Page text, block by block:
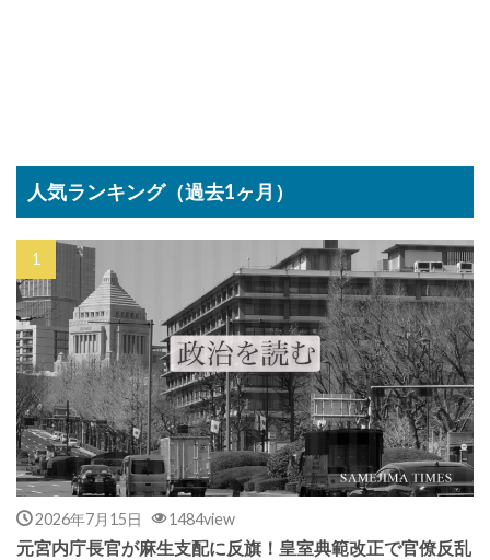
人気ランキング（過去1ヶ月）
2026年7月15日 1484view
元宮内庁長官が麻生支配に反旗！皇室典範改正で官僚反乱